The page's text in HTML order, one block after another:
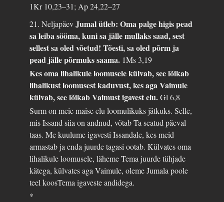
1Kr 10,23–31; Ap 24,22–27
21. NeljapäevJumal ütleb: Oma palge higis pead
sa leiba sööma, kuni sa jälle mullaks saad, sest
sellest sa oled võetud! Tõesti, sa oled põrm ja
pead jälle põrmuks saama. 1Ms 3,19
Kes oma lihalikule loomusele külvab, see lõikab
lihalikust loomusest kaduvust, kes aga Vaimule
külvab, see lõikab Vaimust igavest elu.Gl 6,8
Surm on meie maise elu loomulikuks jätkuks. Selle,
mis Issand siia on andnud, võtab Ta seatud päeval
taas. Me kuulume igavesti Issandale, kes meid
armastab ja enda juurde tagasi ootab. Külvates oma
lihalikule loomusele, läheme Tema juurde tühjade
kätega, külvates aga Vaimule, oleme Jumala poole
teel koosTema igaveste andidega.
*